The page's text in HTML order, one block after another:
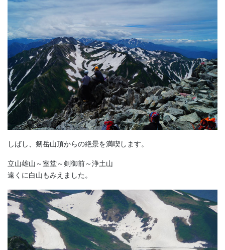
しばし、剱岳山頂からの絶景を満喫します。
立山雄山～室堂～剣御前～浄土山
遠くに白山もみえました。